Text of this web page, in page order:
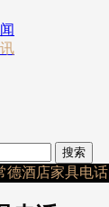
德酒店家具电话